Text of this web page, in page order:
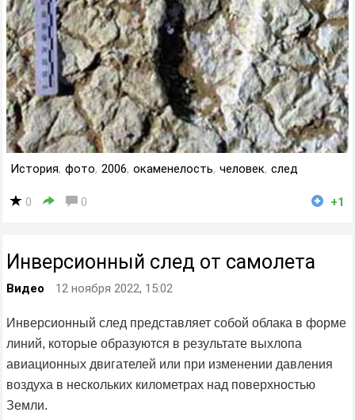
История, фото, 2006, окаменелость, человек, след
0 0 +1
Инверсионный след от самолета
Видео 12 ноября 2022, 15:02
Инверсионный след представляет собой облака в форме
линий, которые образуются в результате выхлопа
авиационных двигателей или при изменении давления
воздуха в нескольких километрах над поверхностью
Земли.